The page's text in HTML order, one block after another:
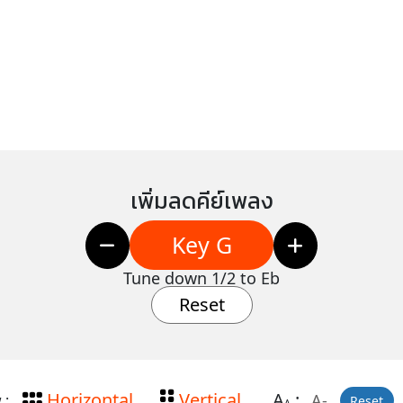
เพิ่มลดคีย์เพลง
Key G
Tune down 1/2 to Eb
Reset